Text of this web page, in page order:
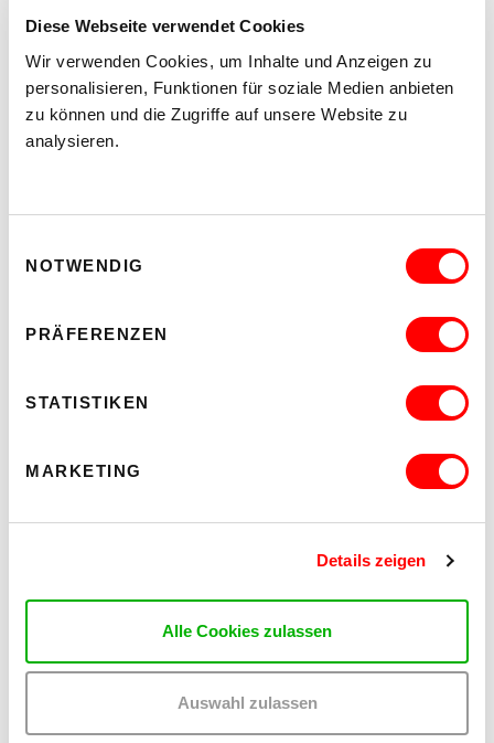
Diese Webseite verwendet Cookies
Wir verwenden Cookies, um Inhalte und Anzeigen zu
personalisieren, Funktionen für soziale Medien anbieten
zu können und die Zugriffe auf unsere Website zu
analysieren.
NOTWENDIG
PRÄFERENZEN
STATISTIKEN
MARKETING
Details zeigen
Alle Cookies zulassen
Auswahl zulassen
20.30
Hof
MEHR LESEN
PALOMA 004